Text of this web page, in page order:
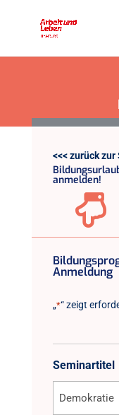
<<< zurück
anmelden!

Anmeldung
„*“ zeigt
Seminartitel